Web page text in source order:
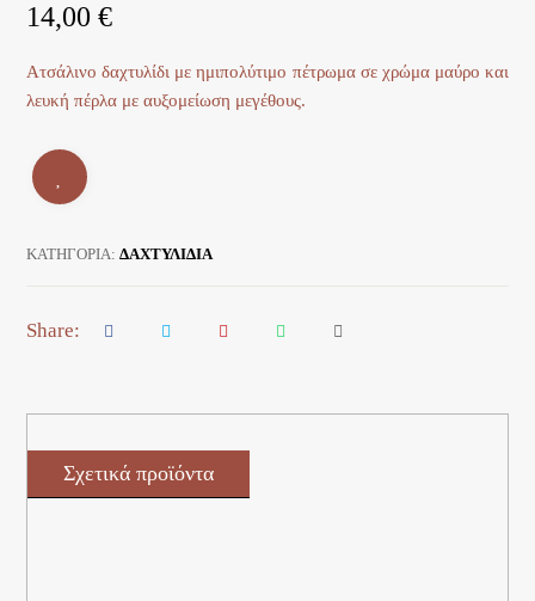
14,00€
Ατσάλινο δαχτυλίδι με ημιπολύτιμο πέτρωμα σε χρώμα μαύρο και
λευκή πέρλα με αυξομείωση μεγέθους.
ΚΑΤΗΓΟΡΊΑ:ΔΑΧΤΥΛΙΔΙΑ
Σχετικά προϊόντα